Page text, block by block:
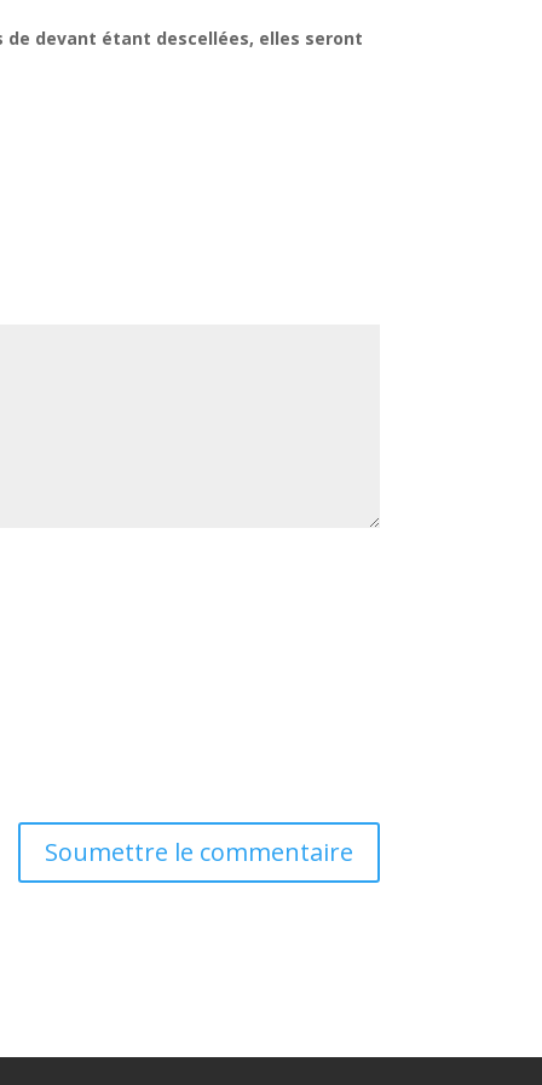
devant étant descellées, elles seront
Soumettre le commentaire